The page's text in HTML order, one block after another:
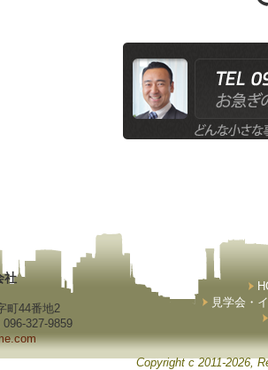
社
町44番地2
327-9859
見学会・
Copyright c 2011-2026,